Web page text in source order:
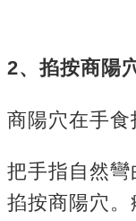
2、掐按商陽
商陽穴在手食
把手指自然
掐按商陽穴。